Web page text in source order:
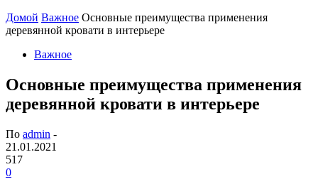
Домой Важное Основные преимущества применения
деревянной кровати в интерьере
Важное
Основные преимущества применения
деревянной кровати в интерьере
По admin -
21.01.2021
517
0